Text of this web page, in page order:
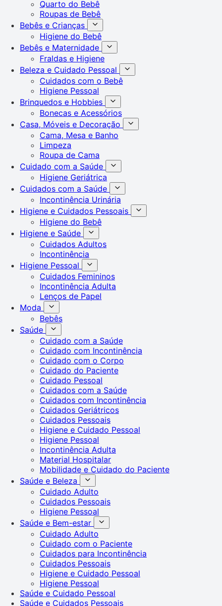
Quarto do Bebê
Roupas de Bebê
Bebês e Crianças
Higiene do Bebê
Bebês e Maternidade
Fraldas e Higiene
Beleza e Cuidado Pessoal
Cuidados com o Bebê
Higiene Pessoal
Brinquedos e Hobbies
Bonecas e Acessórios
Casa, Móveis e Decoração
Cama, Mesa e Banho
Limpeza
Roupa de Cama
Cuidado com a Saúde
Higiene Geriátrica
Cuidados com a Saúde
Incontinência Urinária
Higiene e Cuidados Pessoais
Higiene do Bebê
Higiene e Saúde
Cuidados Adultos
Incontinência
Higiene Pessoal
Cuidados Femininos
Incontinência Adulta
Lenços de Papel
Moda
Bebês
Saúde
Cuidado com a Saúde
Cuidado com Incontinência
Cuidado com o Corpo
Cuidado do Paciente
Cuidado Pessoal
Cuidados com a Saúde
Cuidados com Incontinência
Cuidados Geriátricos
Cuidados Pessoais
Higiene e Cuidado Pessoal
Higiene Pessoal
Incontinência Adulta
Material Hospitalar
Mobilidade e Cuidado do Paciente
Saúde e Beleza
Cuidado Adulto
Cuidados Pessoais
Higiene Pessoal
Saúde e Bem-estar
Cuidado Adulto
Cuidado com o Paciente
Cuidados para Incontinência
Cuidados Pessoais
Higiene e Cuidado Pessoal
Higiene Pessoal
Saúde e Cuidado Pessoal
Saúde e Cuidados Pessoais